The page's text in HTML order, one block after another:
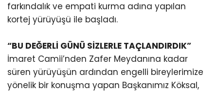
farkındalık ve empati kurma adına yapılan
kortej yürüyüşü ile başladı.
“BU DEĞERLİ GÜNÜ SİZLERLE TAÇLANDIRDIK”
İmaret Camii’nden Zafer Meydanına kadar
süren yürüyüşün ardından engelli bireylerimize
yönelik bir konuşma yapan Başkanımız Köksal,